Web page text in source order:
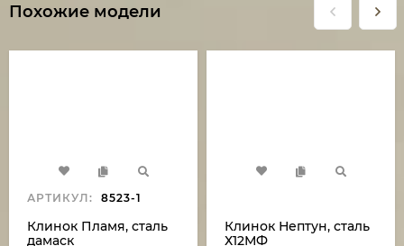
Похожие модели
АРТИКУЛ: 8523-1
Клинок Пламя, сталь
дамаск
Клинок Нептун, сталь
Х12МФ